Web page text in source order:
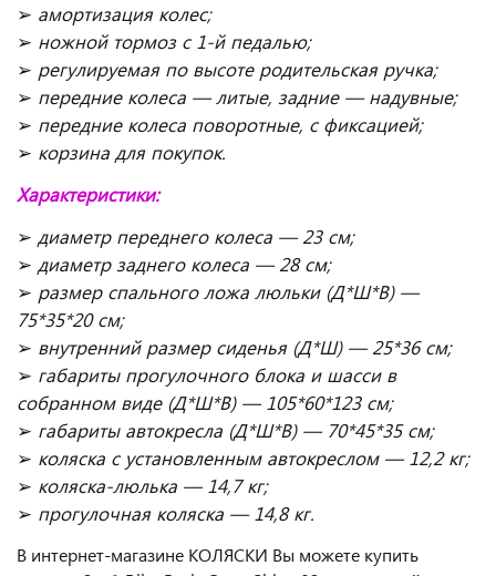
➢ амортизация колес;
➢ ножной тормоз с 1-й педалью;
➢ регулируемая по высоте родительская ручка;
➢ передние колеса — литые, задние — надувные;
➢ передние колеса поворотные, с фиксацией;
➢ корзина для покупок.
Характеристики:
➢ диаметр переднего колеса — 23 см;
➢ диаметр заднего колеса — 28 см;
➢ размер спального ложа люльки (Д*Ш*В) —
75*35*20 см;
➢ внутренний размер сиденья (Д*Ш) — 25*36 см;
➢ габариты прогулочного блока и шасси в
собранном виде (Д*Ш*В) — 105*60*123 см;
➢ габариты автокресла (Д*Ш*В) — 70*45*35 см;
➢ коляска с установленным автокреслом — 12,2 кг;
➢ коляска-люлька — 14,7 кг;
➢ прогулочная коляска — 14,8 кг.
В интернет-магазине КОЛЯСКИ Вы можете купить